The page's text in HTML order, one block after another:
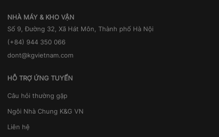
NHÀ MÁY & KHO VẬN
Số 9, Đường 32, Xã Hát Môn, Thành phố Hà Nội
(+84) 944 350 066
dont@kgvietnam.com
HỖ TRỢ ỨNG TUYỂN
Câu hỏi thường gặp
Ngôi Nhà Chung K&G VN
Liên hệ